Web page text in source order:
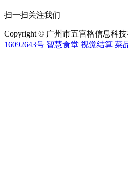
扫一扫关注我们
Copyright © 广州市五宫格信息科
16092643号 智慧食堂 视觉结算 菜